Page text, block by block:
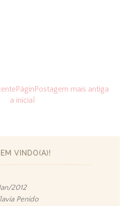
Postagem mais antiga
Págin
a inicial
VINDO(A)!
2012
Penido